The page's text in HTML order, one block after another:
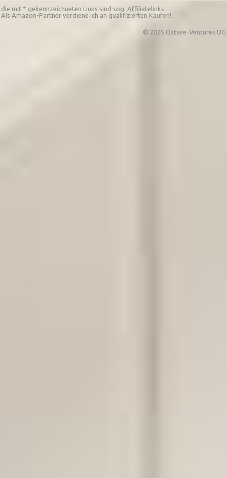
die mit * gekennzeichneten Links sind sog. Affiliatelinks.
Als Amazon-Partner verdiene ich an qualifizierten Käufen!
© 2025 Ostsee-Ventures UG